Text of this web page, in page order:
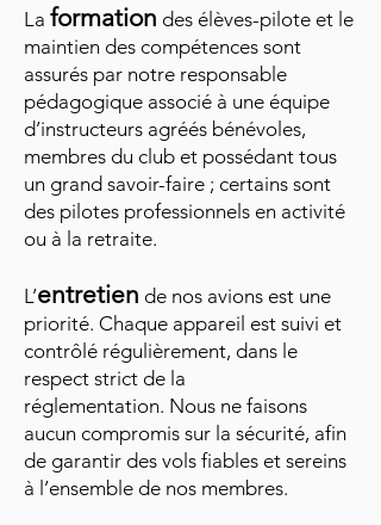
La formation des élèves-pilote et le
maintien des compétences sont
assurés par notre responsable
pédagogique associé à une équipe
d’instructeurs agréés bénévoles,
membres du club et possédant tous
un grand savoir-faire ; certains sont
des pilotes professionnels en activité
ou à la retraite.
L’entretien de nos avions est une
priorité. Chaque appareil est suivi et
contrôlé régulièrement, dans le
respect strict de la
réglementation. Nous ne faisons
aucun compromis sur la sécurité, afin
de garantir des vols fiables et sereins
à l’ensemble de nos membres.